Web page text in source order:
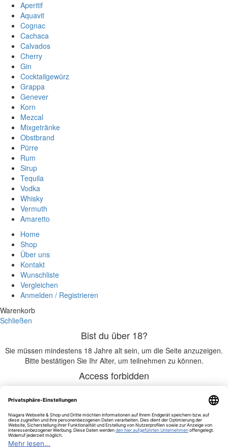
Aperitif
Aquavit
Cognac
Cachaca
Calvados
Cherry
Gin
Cocktailgewürz
Grappa
Genever
Korn
Mezcal
Mixgetränke
Obstbrand
Pürre
Rum
Sirup
Tequila
Vodka
Whisky
Vermuth
Amaretto
Home
Shop
Über uns
Kontakt
Wunschliste
Vergleichen
Anmelden / Registrieren
Warenkorb
Schließen
Bist du über 18?
Sie müssen mindestens 18 Jahre alt sein, um die Seite anzuzeigen.
Bitte bestätigen Sie Ihr Alter, um teilnehmen zu können.
Access forbidden
Studer Vieille Prune Royale 40% – 0,70 l